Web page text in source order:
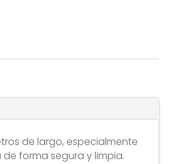
de largo, especialmente
forma segura y limpia.